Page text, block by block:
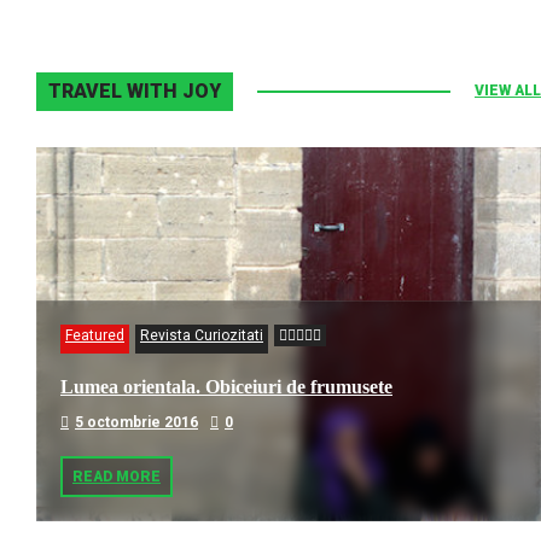
TRAVEL WITH JOY VIEW ALL
Featured Revista Curiozitati
Lumea orientala. Obiceiuri de frumusete
5 octombrie 2016 0
READ MORE